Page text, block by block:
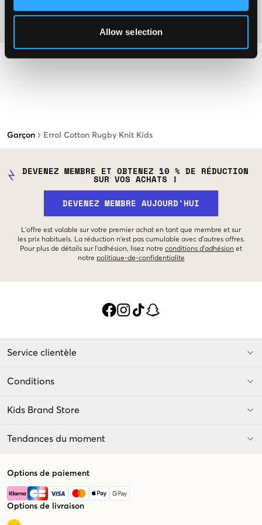
Allow selection
Garçon Errol Cotton Rugby Knit Kids
DEVENEZ MEMBRE ET OBTENEZ 10 % DE RÉDUCTION
SUR VOS ACHATS !
DEVENEZ MEMBRE AUJOURD'HUI
L'offre est valable sur votre premier achat en tant que membre et sur
les prix habituels. La réduction n'est pas cumulable avec d'autres offres.
Pour plus de détails sur l'adhésion, lisez notre conditions d'adhésion et
notre politique-de-confidentialite
Service clientèle
Conditions
Kids Brand Store
Tendances du moment
Options de paiement
Options de livraison